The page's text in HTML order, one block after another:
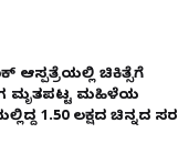
ಆಸ್ಪತ್ರೆಯಲ್ಲಿ ಚಿಕಿತ್ಸೆಗೆ
ಮೃತಪಟ್ಟ ಮಹಿಳೆಯ
₹1.50 ಲಕ್ಷದ ಚಿನ್ನದ ಸರ